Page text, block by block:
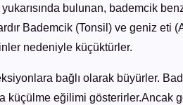
bulunan, bademcik
Bademcik (Tonsil) ve geniz eti
nedeniyle küçüktürler.
bağlı olarak büyürler.
küçülme eğilimi